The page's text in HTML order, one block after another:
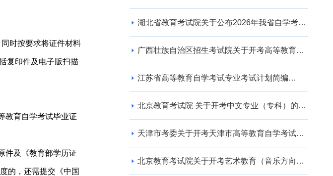
时按要求将证件材料
复印件及电子版扫描
教育自学考试毕业证
件及《教育部学历证
的，还需提交《中国
湖北省教育考试院关于公布2026年我省自学考试
广西壮族自治区招生考试院关于开考高等教育自
江苏省高等教育自学考试专业考试计划简编
北京教育考试院 关于开考中文专业（专科）的通
天津市考委关于开考天津市高等教育自学考试电
北京教育考试院关于开考艺术教育（音乐方向）